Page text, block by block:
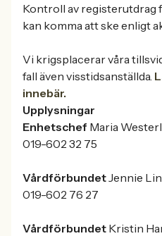
Kontroll av registerutdrag
kan komma att ske enligt
Vi krigsplacerar våra
fall även visstidsanställda.
innebär.
Upplysningar
Enhetschef Maria
019-602 32 75
VårdförbundetJennie
019-602 76 27
Vårdförbundet Kristin